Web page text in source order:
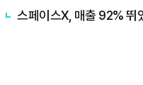
스페이스X, 매출 92% 뛰